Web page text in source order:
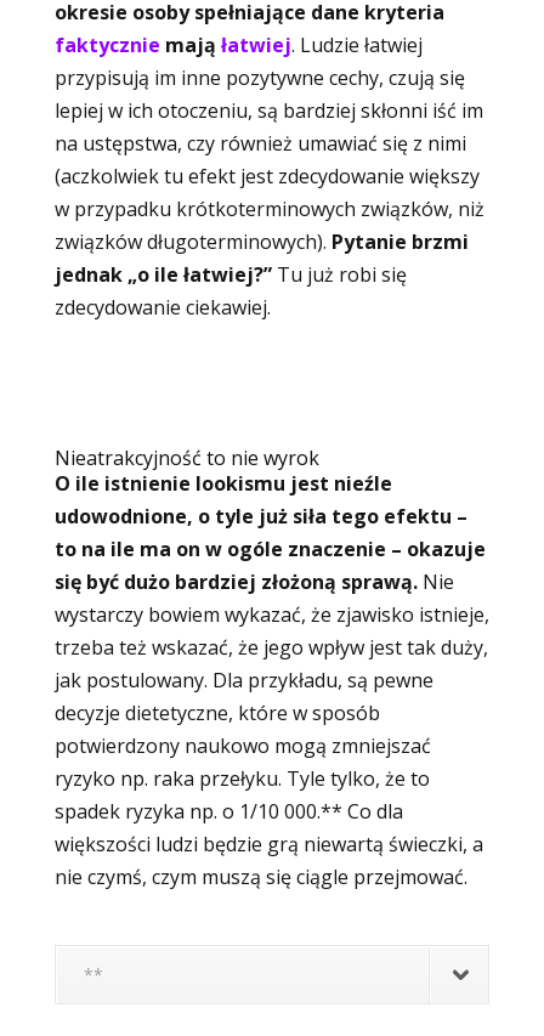
okresie osoby spełniające dane kryteria
faktycznie mają łatwiej. Ludzie łatwiej
przypisują im inne pozytywne cechy, czują się
lepiej w ich otoczeniu, są bardziej skłonni iść im
na ustępstwa, czy również umawiać się z nimi
(aczkolwiek tu efekt jest zdecydowanie większy
w przypadku krótkoterminowych związków, niż
związków długoterminowych). Pytanie brzmi
jednak „o ile łatwiej?”Tu już robi się
zdecydowanie ciekawiej.
Nieatrakcyjność to nie wyrok
O ile istnienie lookismu jest nieźle
udowodnione, o tyle już siła tego efektu –
to na ile ma on w ogóle znaczenie – okazuje
się być dużo bardziej złożoną sprawą.Nie
wystarczy bowiem wykazać, że zjawisko istnieje,
trzeba też wskazać, że jego wpływ jest tak duży,
jak postulowany. Dla przykładu, są pewne
decyzje dietetyczne, które w sposób
potwierdzony naukowo mogą zmniejszać
ryzyko np. raka przełyku. Tyle tylko, że to
spadek ryzyka np. o 1/10 000.** Co dla
większości ludzi będzie grą niewartą świeczki, a
nie czymś, czym muszą się ciągle przejmować.
**